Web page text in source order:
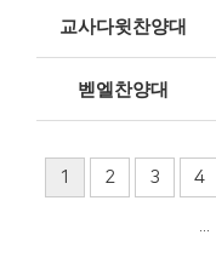
교사다윗찬양대
벧엘찬양대
1 2 3 4